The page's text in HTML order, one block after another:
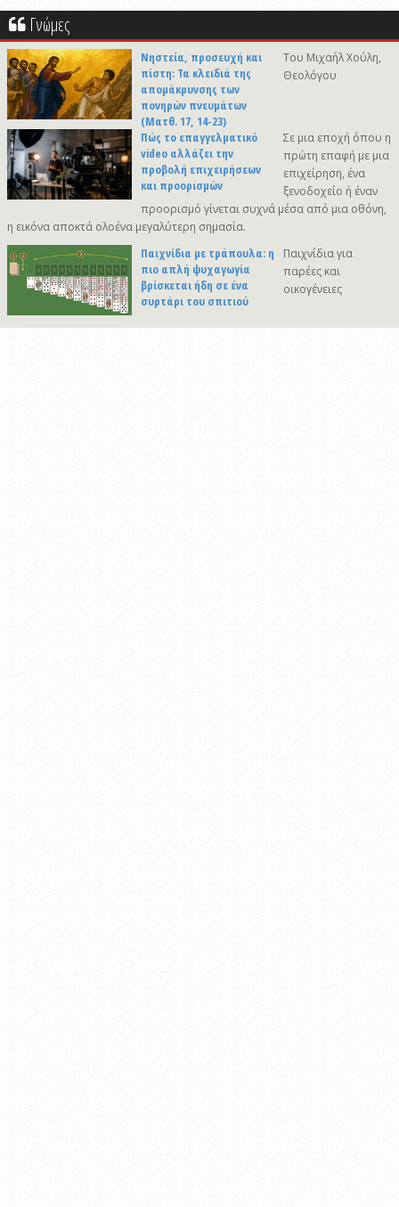
Γνώμες
Νηστεία, προσευχή και
πίστη: Τα κλειδιά της
απομάκρυνσης των
πονηρών πνευμάτων
(Ματθ. 17, 14-23)
Του Μιχαήλ Χούλη,
Θεολόγου
Πώς το επαγγελματικό
video αλλάζει την
προβολή επιχειρήσεων
και προορισμών
Σε μια εποχή όπου η
πρώτη επαφή με μια
επιχείρηση, ένα
ξενοδοχείο ή έναν
προορισμό γίνεται συχνά μέσα από μια οθόνη,
η εικόνα αποκτά ολοένα μεγαλύτερη σημασία.
Παιχνίδια με τράπουλα: η
πιο απλή ψυχαγωγία
βρίσκεται ήδη σε ένα
συρτάρι του σπιτιού
Παιχνίδια για
παρέες και
οικογένειες